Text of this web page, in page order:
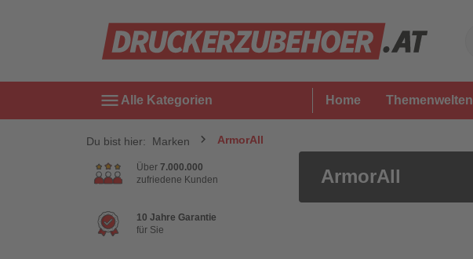
menu Alle Kategorien Home Themenwelten
Du bist hier: Marken ArmorAll
ArmorAll
Über 7.000.000
zufriedene Kunden
10 Jahre Garantie
für Sie